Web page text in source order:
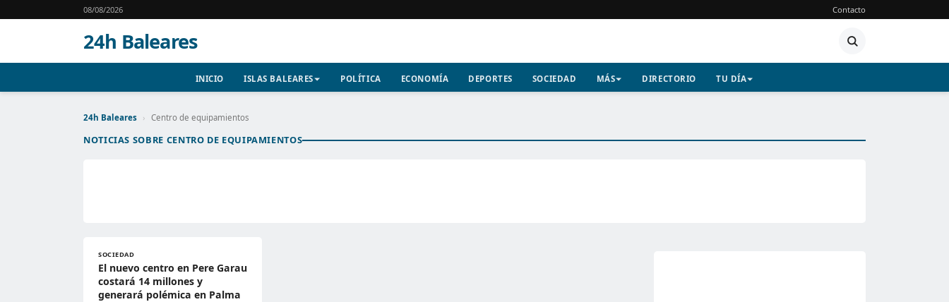
08/08/2026 Contacto
24h Baleares
INICIO ISLAS BALEARES POLÍTICA ECONOMÍA DEPORTES SOCIEDAD MÁS DIRECTORIO TU DÍA
24h Baleares › Centro de equipamientos
NOTICIAS SOBRE CENTRO DE EQUIPAMIENTOS
SOCIEDAD
El nuevo centro en Pere Garau
costará 14 millones y
generará polémica en Palma